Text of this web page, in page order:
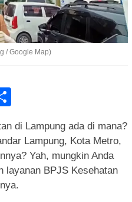
/ Google Map)
di Lampung ada di mana?
Lampung, Kota Metro,
Yah, mungkin Anda
layanan BPJS Kesehatan